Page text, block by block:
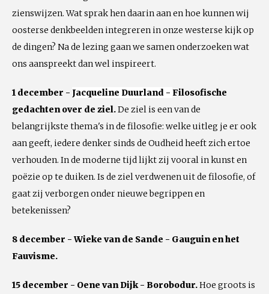
zienswijzen. Wat sprak hen daarin aan en hoe kunnen wij
oosterse denkbeelden integreren in onze westerse kijk op
de dingen? Na de lezing gaan we samen onderzoeken wat
ons aanspreekt dan wel inspireert.
1 december - Jacqueline Duurland - Filosofische
gedachten over de ziel.De ziel is een van de
belangrijkste thema's in de filosofie: welke uitleg je er ook
aan geeft, iedere denker sinds de Oudheid heeft zich ertoe
verhouden. In de moderne tijd lijkt zij vooral in kunst en
poëzie op te duiken. Is de ziel verdwenen uit de filosofie, of
gaat zij verborgen onder nieuwe begrippen en
betekenissen?
8 december - Wieke van de Sande - Gauguin en het
Fauvisme.
15 december - Oene van Dijk - Borobodur.Hoe groots is